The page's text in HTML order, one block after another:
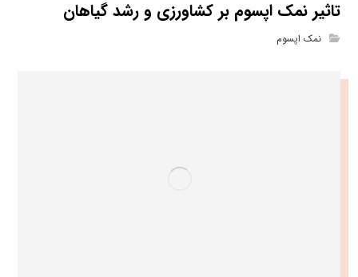
تاثیر نمک اپسوم بر کشاورزی و رشد گیاهان
نمک اپسوم